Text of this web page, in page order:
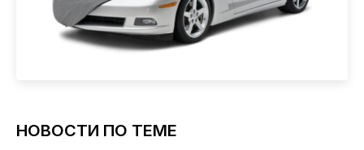
НОВОСТИ ПО ТЕМЕ